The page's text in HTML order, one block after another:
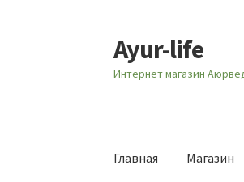
Перейти
к
навигации
Перейти
к
содержимому
Ayur-life
Интернет магазин
Главная Магазин